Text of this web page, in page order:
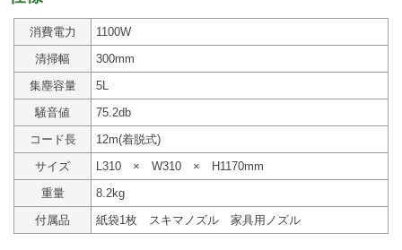
消費電力
1100W
清掃幅
300mm
集塵容量
5L
騒音値
75.2db
コード長
12m(着脱式)
サイズ
L310 × W310 × H1170mm
重量
8.2kg
付属品
紙袋1枚 スキマノズル 家具用ノズル